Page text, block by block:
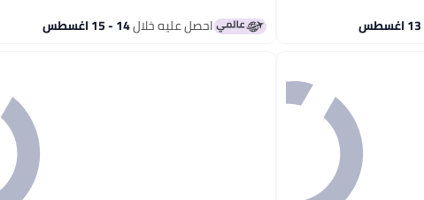
احصل عليه خلال14 - 15 اغسطس